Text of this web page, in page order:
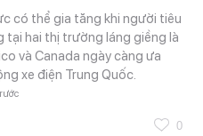
có thể gia tăng khi người tiêu
tại hai thị trường láng giềng là
và Canada ngày càng ưa
xe điện Trung Quốc.
0